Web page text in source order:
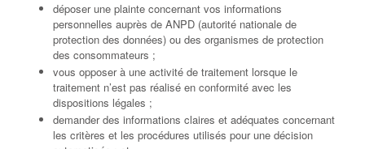
déposer une plainte concernant vos informations
personnelles auprès de ANPD (autorité nationale de
protection des données) ou des organismes de protection
des consommateurs ;
vous opposer à une activité de traitement lorsque le
traitement n’est pas réalisé en conformité avec les
dispositions légales ;
demander des informations claires et adéquates concernant
les critères et les procédures utilisés pour une décision